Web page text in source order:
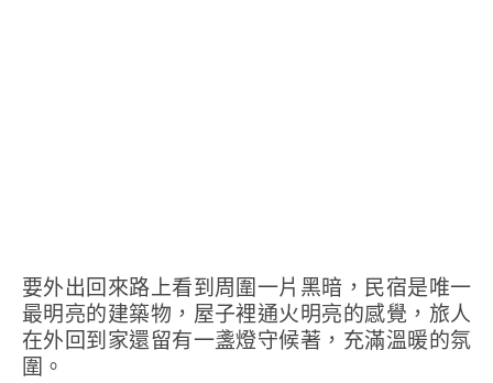
要外出回來路上看到周圍一片黑暗，民宿是唯一
最明亮的建築物，屋子裡通火明亮的感覺，旅人
在外回到家還留有一盞燈守候著，充滿溫暖的氛
圍。